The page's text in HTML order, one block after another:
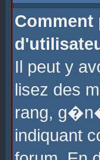
Comment
Il peut y
lisez des
rang,
indiquant